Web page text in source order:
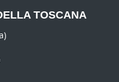
TOSCANA